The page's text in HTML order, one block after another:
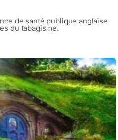
de santé publique anglaise
du tabagisme.